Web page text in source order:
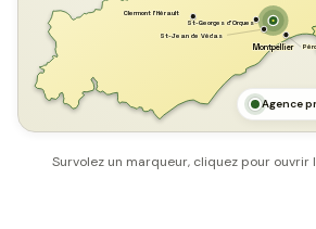
Montpellier
St-Georges d'Orques
Clermont l'Hérault
St-Jean de Védas
Agence
Survolez un marqueur, cliquez pour ouvrir